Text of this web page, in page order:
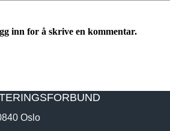
inn for å skrive en kommentar.
Oslo